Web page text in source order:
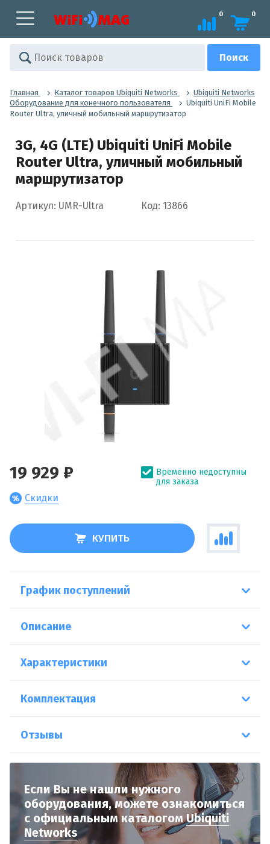
0 0
Главная Каталог товаров Ubiquiti Networks
Ubiquiti Networks
Оборудование для конечного пользователя
Ubiquiti UniFi Mobile
Router Ultra, уличный мобильный маршрутизатор
3G, 4G (LTE) Ubiquiti UniFi Mobile
Router Ultra, уличный мобильный
маршрутизатор
Артикул: UMR-Ultra Код: 13866
19 929 ₽
Скидки
Временно недоступны
для заказа
КУПИТЬ
График поступлений
Описание
Характеристики
Комплектация
Отзывы
Если Вы не нашли нужного
оборудования,можете ознакомиться
с официальнымкаталогомUbiquiti
Networks